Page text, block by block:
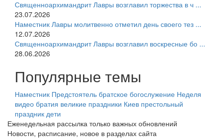
Священноархимандрит Лавры возглавил торжества в ч ...
23.07.2026
Наместник Лавры молитвенно отметил день своего тез ...
12.07.2026
Священноархимандрит Лавры возглавил воскресные бо ...
28.06.2026
Популярные темы
Наместник Предстоятель братское богослужение Неделя
видео братия великие праздники Киев престольный
праздник дети
Еженедельная рассылка только важных обновлений
Новости, расписание, новое в разделах сайта